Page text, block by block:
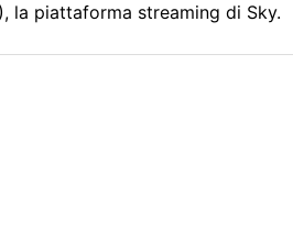
la piattaforma streaming di Sky.